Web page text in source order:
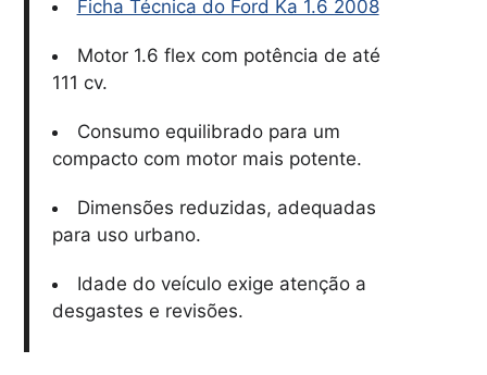
Ficha Técnica do Ford Ka 1.6 2008
Motor 1.6 flex com potência de até
111 cv.
Consumo equilibrado para um
compacto com motor mais potente.
Dimensões reduzidas, adequadas
para uso urbano.
Idade do veículo exige atenção a
desgastes e revisões.